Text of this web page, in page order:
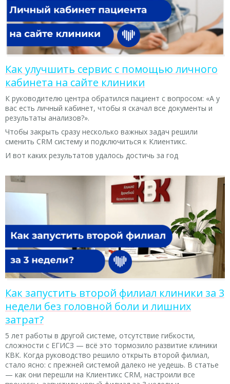
Как улучшить сервис с помощью личного
кабинета на сайте клиники
К руководителю центра обратился пациент с вопросом: «А у
вас есть личный кабинет, чтобы я скачал все документы и
результаты анализов?».
Чтобы закрыть сразу несколько важных задач решили
сменить CRM систему и подключиться к Клиентикс.
И вот каких результатов удалось достичь за год
Как запустить второй филиал клиники за 3
недели без головной боли и лишних
затрат?
5 лет работы в другой системе, отсутствие гибкости,
сложности с ЕГИСЗ — всё это тормозило развитие клиники
КВК. Когда руководство решило открыть второй филиал,
стало ясно: с прежней системой далеко не уедешь. В статье
— как они перешли на Клиентикс CRM, настроили все